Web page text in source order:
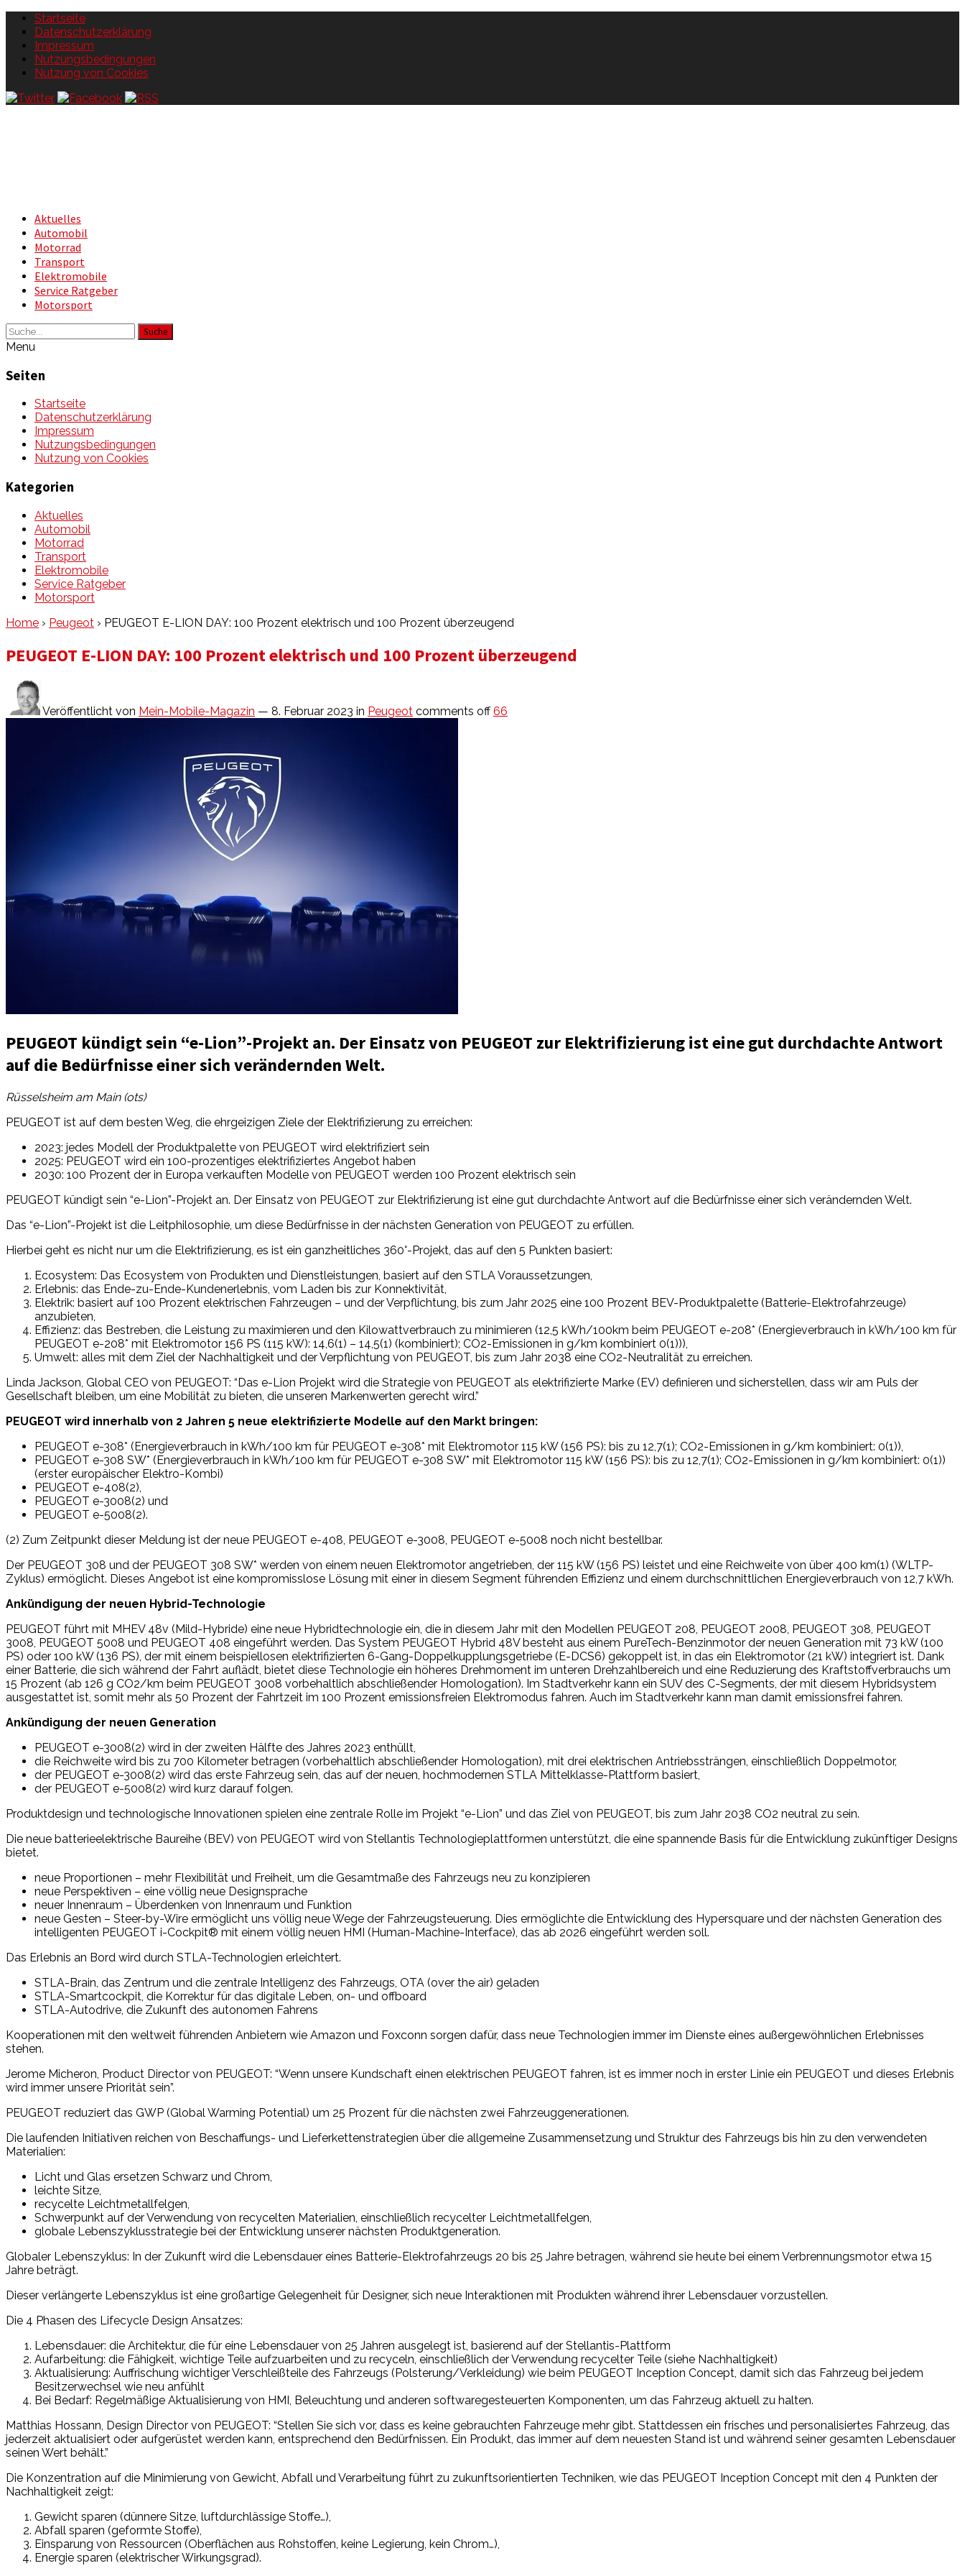
Startseite
Datenschutzerklärung
Impressum
Nutzungsbedingungen
Nutzung von Cookies
Aktuelles
Automobil
Motorrad
Transport
Elektromobile
Service Ratgeber
Motorsport
Suche
Menu
Seiten
Startseite
Datenschutzerklärung
Impressum
Nutzungsbedingungen
Nutzung von Cookies
Kategorien
Aktuelles
Automobil
Motorrad
Transport
Elektromobile
Service Ratgeber
Motorsport
Home › Peugeot › PEUGEOT E-LION DAY: 100 Prozent elektrisch und 100 Prozent überzeugend
PEUGEOT E-LION DAY: 100 Prozent elektrisch und 100 Prozent überzeugend
Veröffentlicht von Mein-Mobile-Magazin — 8. Februar 2023 in Peugeot comments off 66
PEUGEOT kündigt sein “e-Lion”-Projekt an. Der Einsatz von PEUGEOT zur Elektrifizierung ist eine gut durchdachte Antwort
auf die Bedürfnisse einer sich verändernden Welt.
Rüsselsheim am Main (ots)
PEUGEOT ist auf dem besten Weg, die ehrgeizigen Ziele der Elektrifizierung zu erreichen:
2023: jedes Modell der Produktpalette von PEUGEOT wird elektrifiziert sein
2025: PEUGEOT wird ein 100-prozentiges elektrifiziertes Angebot haben
2030: 100 Prozent der in Europa verkauften Modelle von PEUGEOT werden 100 Prozent elektrisch sein
PEUGEOT kündigt sein “e-Lion”-Projekt an. Der Einsatz von PEUGEOT zur Elektrifizierung ist eine gut durchdachte Antwort auf die Bedürfnisse einer sich verändernden Welt.
Das “e-Lion”-Projekt ist die Leitphilosophie, um diese Bedürfnisse in der nächsten Generation von PEUGEOT zu erfüllen.
Hierbei geht es nicht nur um die Elektrifizierung, es ist ein ganzheitliches 360°-Projekt, das auf den 5 Punkten basiert:
Ecosystem: Das Ecosystem von Produkten und Dienstleistungen, basiert auf den STLA Voraussetzungen,
Erlebnis: das Ende-zu-Ende-Kundenerlebnis, vom Laden bis zur Konnektivität,
Elektrik: basiert auf 100 Prozent elektrischen Fahrzeugen – und der Verpflichtung, bis zum Jahr 2025 eine 100 Prozent BEV-Produktpalette (Batterie-Elektrofahrzeuge)
anzubieten,
Effizienz: das Bestreben, die Leistung zu maximieren und den Kilowattverbrauch zu minimieren (12,5 kWh/100km beim PEUGEOT e-208* (Energieverbrauch in kWh/100 km für
PEUGEOT e-208* mit Elektromotor 156 PS (115 kW): 14,6(1) – 14,5(1) (kombiniert); CO2-Emissionen in g/km kombiniert 0(1))),
Umwelt: alles mit dem Ziel der Nachhaltigkeit und der Verpflichtung von PEUGEOT, bis zum Jahr 2038 eine CO2-Neutralität zu erreichen.
Linda Jackson, Global CEO von PEUGEOT: “Das e-Lion Projekt wird die Strategie von PEUGEOT als elektrifizierte Marke (EV) definieren und sicherstellen, dass wir am Puls der
Gesellschaft bleiben, um eine Mobilität zu bieten, die unseren Markenwerten gerecht wird.”
PEUGEOT wird innerhalb von 2 Jahren 5 neue elektrifizierte Modelle auf den Markt bringen:
PEUGEOT e-308* (Energieverbrauch in kWh/100 km für PEUGEOT e-308* mit Elektromotor 115 kW (156 PS): bis zu 12,7(1); CO2-Emissionen in g/km kombiniert: 0(1)),
PEUGEOT e-308 SW* (Energieverbrauch in kWh/100 km für PEUGEOT e-308 SW* mit Elektromotor 115 kW (156 PS): bis zu 12,7(1); CO2-Emissionen in g/km kombiniert: 0(1))
(erster europäischer Elektro-Kombi)
PEUGEOT e-408(2),
PEUGEOT e-3008(2) und
PEUGEOT e-5008(2).
(2) Zum Zeitpunkt dieser Meldung ist der neue PEUGEOT e-408, PEUGEOT e-3008, PEUGEOT e-5008 noch nicht bestellbar.
Der PEUGEOT 308 und der PEUGEOT 308 SW* werden von einem neuen Elektromotor angetrieben, der 115 kW (156 PS) leistet und eine Reichweite von über 400 km(1) (WLTP-
Zyklus) ermöglicht. Dieses Angebot ist eine kompromisslose Lösung mit einer in diesem Segment führenden Effizienz und einem durchschnittlichen Energieverbrauch von 12,7 kWh.
Ankündigung der neuen Hybrid-Technologie
PEUGEOT führt mit MHEV 48v (Mild-Hybride) eine neue Hybridtechnologie ein, die in diesem Jahr mit den Modellen PEUGEOT 208, PEUGEOT 2008, PEUGEOT 308, PEUGEOT
3008, PEUGEOT 5008 und PEUGEOT 408 eingeführt werden. Das System PEUGEOT Hybrid 48V besteht aus einem PureTech-Benzinmotor der neuen Generation mit 73 kW (100
PS) oder 100 kW (136 PS), der mit einem beispiellosen elektrifizierten 6-Gang-Doppelkupplungsgetriebe (E-DCS6) gekoppelt ist, in das ein Elektromotor (21 kW) integriert ist. Dank
einer Batterie, die sich während der Fahrt auflädt, bietet diese Technologie ein höheres Drehmoment im unteren Drehzahlbereich und eine Reduzierung des Kraftstoffverbrauchs um
15 Prozent (ab 126 g CO2/km beim PEUGEOT 3008 vorbehaltlich abschließender Homologation). Im Stadtverkehr kann ein SUV des C-Segments, der mit diesem Hybridsystem
ausgestattet ist, somit mehr als 50 Prozent der Fahrtzeit im 100 Prozent emissionsfreien Elektromodus fahren. Auch im Stadtverkehr kann man damit emissionsfrei fahren.
Ankündigung der neuen Generation
PEUGEOT e-3008(2) wird in der zweiten Hälfte des Jahres 2023 enthüllt,
die Reichweite wird bis zu 700 Kilometer betragen (vorbehaltlich abschließender Homologation), mit drei elektrischen Antriebssträngen, einschließlich Doppelmotor,
der PEUGEOT e-3008(2) wird das erste Fahrzeug sein, das auf der neuen, hochmodernen STLA Mittelklasse-Plattform basiert,
der PEUGEOT e-5008(2) wird kurz darauf folgen.
Produktdesign und technologische Innovationen spielen eine zentrale Rolle im Projekt “e-Lion” und das Ziel von PEUGEOT, bis zum Jahr 2038 CO2 neutral zu sein.
Die neue batterieelektrische Baureihe (BEV) von PEUGEOT wird von Stellantis Technologieplattformen unterstützt, die eine spannende Basis für die Entwicklung zukünftiger Designs
bietet.
neue Proportionen – mehr Flexibilität und Freiheit, um die Gesamtmaße des Fahrzeugs neu zu konzipieren
neue Perspektiven – eine völlig neue Designsprache
neuer Innenraum – Überdenken von Innenraum und Funktion
neue Gesten – Steer-by-Wire ermöglicht uns völlig neue Wege der Fahrzeugsteuerung. Dies ermöglichte die Entwicklung des Hypersquare und der nächsten Generation des
intelligenten PEUGEOT i-Cockpit® mit einem völlig neuen HMI (Human-Machine-Interface), das ab 2026 eingeführt werden soll.
Das Erlebnis an Bord wird durch STLA-Technologien erleichtert.
STLA-Brain, das Zentrum und die zentrale Intelligenz des Fahrzeugs, OTA (over the air) geladen
STLA-Smartcockpit, die Korrektur für das digitale Leben, on- und offboard
STLA-Autodrive, die Zukunft des autonomen Fahrens
Kooperationen mit den weltweit führenden Anbietern wie Amazon und Foxconn sorgen dafür, dass neue Technologien immer im Dienste eines außergewöhnlichen Erlebnisses
stehen.
Jerome Micheron, Product Director von PEUGEOT: “Wenn unsere Kundschaft einen elektrischen PEUGEOT fahren, ist es immer noch in erster Linie ein PEUGEOT und dieses Erlebnis
wird immer unsere Priorität sein”.
PEUGEOT reduziert das GWP (Global Warming Potential) um 25 Prozent für die nächsten zwei Fahrzeuggenerationen.
Die laufenden Initiativen reichen von Beschaffungs- und Lieferkettenstrategien über die allgemeine Zusammensetzung und Struktur des Fahrzeugs bis hin zu den verwendeten
Materialien:
Licht und Glas ersetzen Schwarz und Chrom,
leichte Sitze,
recycelte Leichtmetallfelgen,
Schwerpunkt auf der Verwendung von recycelten Materialien, einschließlich recycelter Leichtmetallfelgen,
globale Lebenszyklusstrategie bei der Entwicklung unserer nächsten Produktgeneration.
Globaler Lebenszyklus: In der Zukunft wird die Lebensdauer eines Batterie-Elektrofahrzeugs 20 bis 25 Jahre betragen, während sie heute bei einem Verbrennungsmotor etwa 15
Jahre beträgt.
Dieser verlängerte Lebenszyklus ist eine großartige Gelegenheit für Designer, sich neue Interaktionen mit Produkten während ihrer Lebensdauer vorzustellen.
Die 4 Phasen des Lifecycle Design Ansatzes:
Lebensdauer: die Architektur, die für eine Lebensdauer von 25 Jahren ausgelegt ist, basierend auf der Stellantis-Plattform
Aufarbeitung: die Fähigkeit, wichtige Teile aufzuarbeiten und zu recyceln, einschließlich der Verwendung recycelter Teile (siehe Nachhaltigkeit)
Aktualisierung: Auffrischung wichtiger Verschleißteile des Fahrzeugs (Polsterung/Verkleidung) wie beim PEUGEOT Inception Concept, damit sich das Fahrzeug bei jedem
Besitzerwechsel wie neu anfühlt
Bei Bedarf: Regelmäßige Aktualisierung von HMI, Beleuchtung und anderen softwaregesteuerten Komponenten, um das Fahrzeug aktuell zu halten.
Matthias Hossann, Design Director von PEUGEOT: “Stellen Sie sich vor, dass es keine gebrauchten Fahrzeuge mehr gibt. Stattdessen ein frisches und personalisiertes Fahrzeug, das
jederzeit aktualisiert oder aufgerüstet werden kann, entsprechend den Bedürfnissen. Ein Produkt, das immer auf dem neuesten Stand ist und während seiner gesamten Lebensdauer
seinen Wert behält.”
Die Konzentration auf die Minimierung von Gewicht, Abfall und Verarbeitung führt zu zukunftsorientierten Techniken, wie das PEUGEOT Inception Concept mit den 4 Punkten der
Nachhaltigkeit zeigt:
Gewicht sparen (dünnere Sitze, luftdurchlässige Stoffe…),
Abfall sparen (geformte Stoffe),
Einsparung von Ressourcen (Oberflächen aus Rohstoffen, keine Legierung, kein Chrom…),
Energie sparen (elektrischer Wirkungsgrad).